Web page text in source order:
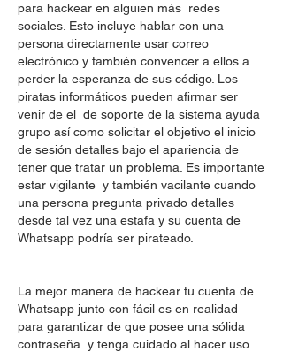
para hackear en alguien más  redes
sociales. Esto incluye hablar con una
persona directamente usar correo
electrónico y también convencer a ellos a
perder la esperanza de sus código. Los
piratas informáticos pueden afirmar ser
venir de el  de soporte de la sistema ayuda
grupo así como solicitar el objetivo el inicio
de sesión detalles bajo el apariencia de
tener que tratar un problema. Es importante
estar vigilante  y también vacilante cuando
una persona pregunta privado detalles
desde tal vez una estafa y su cuenta de
Whatsapp podría ser pirateado.
La mejor manera de hackear tu cuenta de
Whatsapp junto con fácil es en realidad
para garantizar de que posee una sólida
contraseña  y tenga cuidado al hacer uso